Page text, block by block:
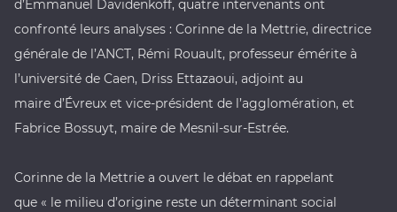
d’Emmanuel Davidenkoff, quatre intervenants ont
confronté leurs analyses : Corinne de la Mettrie, directrice
générale de l’ANCT, Rémi Rouault, professeur émérite à
l’université de Caen, Driss Ettazaoui, adjoint au
maire d’Évreux et vice-président de l’agglomération, et
Fabrice Bossuyt, maire de Mesnil-sur-Estrée.
Corinne de la Mettrie a ouvert le débat en rappelant
que « le milieu d’origine reste un déterminant social